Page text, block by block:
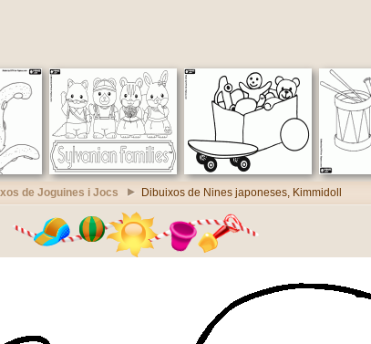
de Joguines i Jocs Dibuixos de Nines japoneses, Kimmidoll